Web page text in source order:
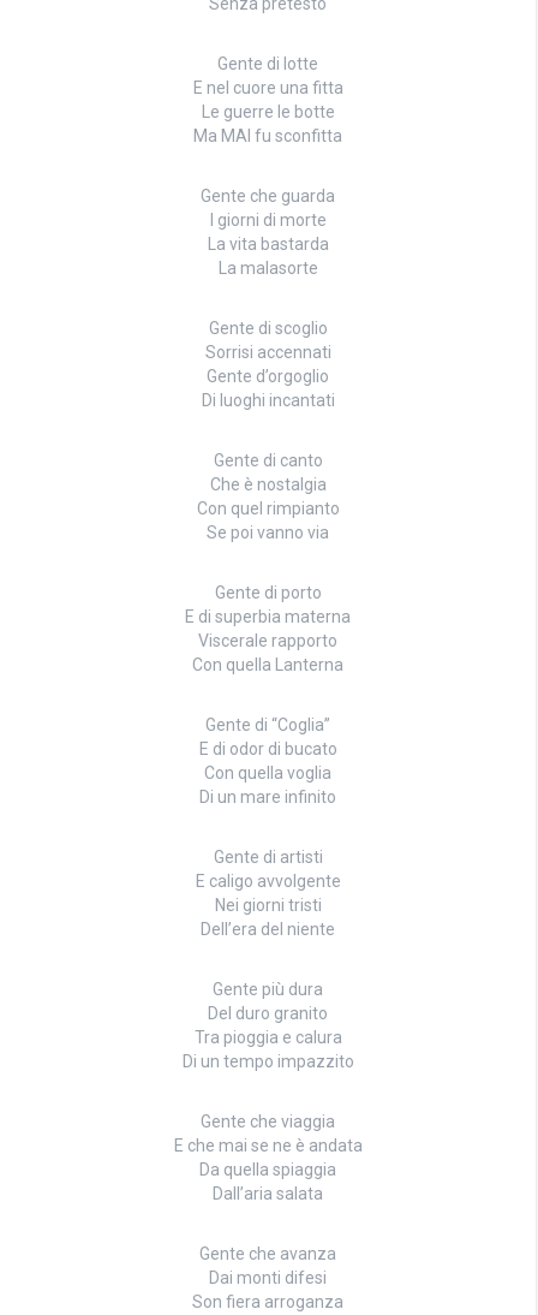
Senza pretesto
Gente di lotte
E nel cuore una fitta
Le guerre le botte
Ma MAI fu sconfitta
Gente che guarda
I giorni di morte
La vita bastarda
La malasorte
Gente di scoglio
Sorrisi accennati
Gente d’orgoglio
Di luoghi incantati
Gente di canto
Che è nostalgia
Con quel rimpianto
Se poi vanno via
Gente di porto
E di superbia materna
Viscerale rapporto
Con quella Lanterna
Gente di “Coglia”
E di odor di bucato
Con quella voglia
Di un mare infinito
Gente di artisti
E caligo avvolgente
Nei giorni tristi
Dell’era del niente
Gente più dura
Del duro granito
Tra pioggia e calura
Di un tempo impazzito
Gente che viaggia
E che mai se ne è andata
Da quella spiaggia
Dall’aria salata
Gente che avanza
Dai monti difesi
Son fiera arroganza